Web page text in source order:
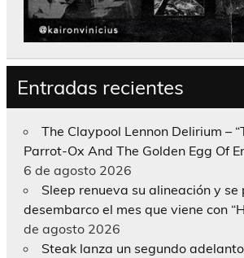
Entradas recientes
The Claypool Lennon Delirium –
Parrot-Ox And The Golden Egg Of
6 de agosto 2026
Sleep renueva su alineación y
desembarco el mes que viene con
de agosto 2026
Steak lanza un segundo